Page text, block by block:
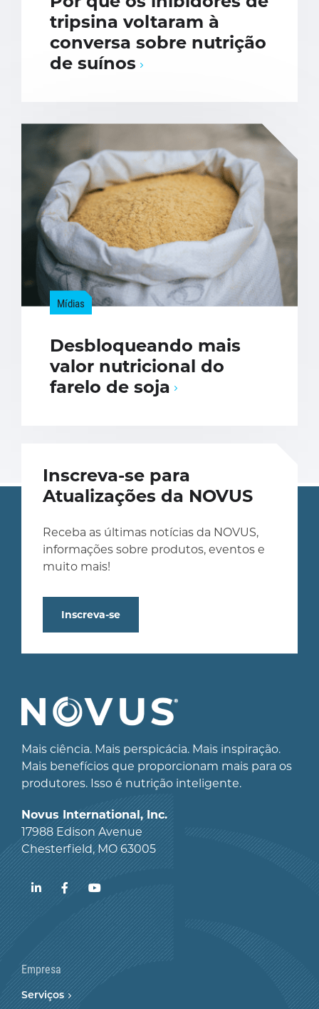
tripsina voltaram à
conversa sobre nutrição
de suínos
Mídias
Desbloqueando mais
valor nutricional do
farelo de soja
Inscreva-se para
Atualizações da NOVUS
Receba as últimas notícias da NOVUS,
informações sobre produtos, eventos e
muito mais!
Inscreva-se
Mais ciência. Mais perspicácia. Mais inspiração.
Mais benefícios que proporcionam mais para os
produtores. Isso é nutrição inteligente.
Novus International, Inc.
17988 Edison Avenue
Chesterfield, MO 63005
LinkedInFacebookYouTube
Empresa
Serviços